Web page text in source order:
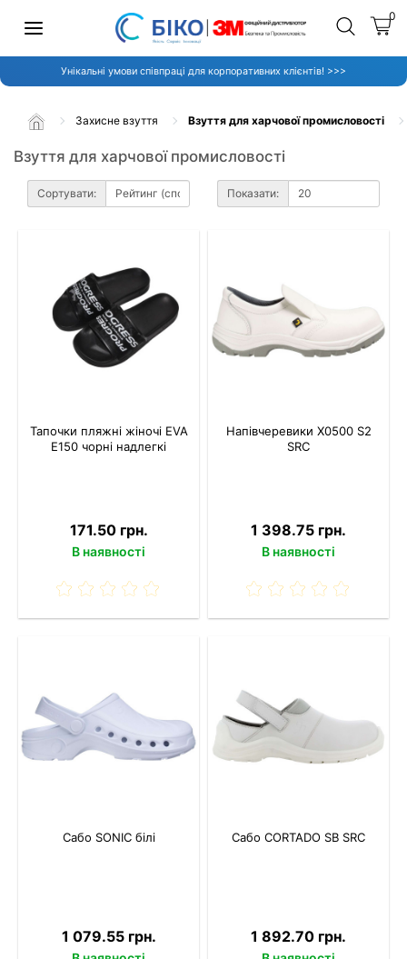
0
Унікальні умови співпраці для корпоративних клієнтів! >>>
Захисне взуття Взуття для харчової промисловості
Взуття для харчової промисловості
Сортувати: Показати:
Тапочки пляжні жіночі EVA
E150 чорні надлегкі
171.50 грн.
В наявності
Напівчеревики X0500 S2
SRC
1 398.75 грн.
В наявності
Сабо SONIC білі
1 079.55 грн.
Сабо CORTADO SB SRC
1 892.70 грн.